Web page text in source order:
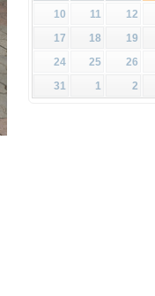
10
11 12
17
18 19
24
25 26
31
1 2